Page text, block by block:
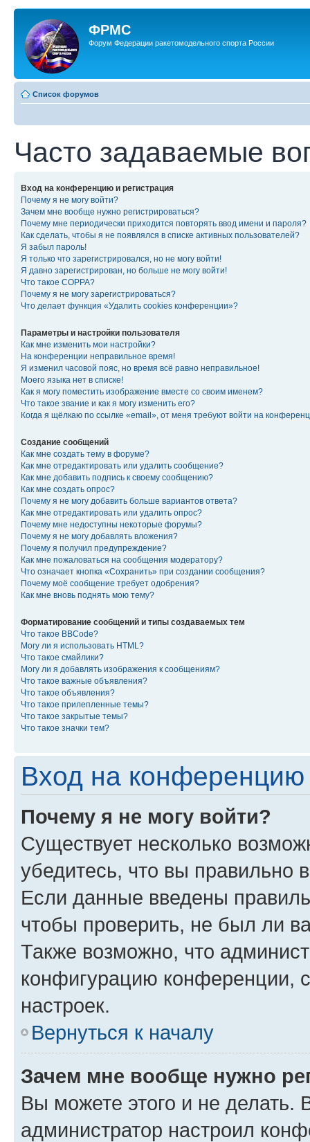
ФРМС
Форум Федерации ракетомодельного спорта России
Список форумов
Часто задаваемые
Вход на конференцию и регистрация
Почему я не могу войти?
Зачем мне вообще нужно регистрироваться?
Почему мне периодически приходится повторять ввод имени и пароля?
Как сделать, чтобы я не появлялся в списке активных пользователей?
Я забыл пароль!
Я только что зарегистрировался, но не могу войти!
Я давно зарегистрирован, но больше не могу войти!
Что такое COPPA?
Почему я не могу зарегистрироваться?
Что делает функция «Удалить cookies конференции»?
Параметры и настройки пользователя
Как мне изменить мои настройки?
На конференции неправильное время!
Я изменил часовой пояс, но время всё равно неправильное!
Моего языка нет в списке!
Как я могу поместить изображение вместе со своим именем?
Что такое звание и как я могу изменить его?
Когда я щёлкаю по ссылке «email», от меня требуют войти на
Создание сообщений
Как мне создать тему в форуме?
Как мне отредактировать или удалить сообщение?
Как мне добавить подпись к своему сообщению?
Как мне создать опрос?
Почему я не могу добавить больше вариантов ответа?
Как мне отредактировать или удалить опрос?
Почему мне недоступны некоторые форумы?
Почему я не могу добавлять вложения?
Почему я получил предупреждение?
Как мне пожаловаться на сообщения модератору?
Что означает кнопка «Сохранить» при создании сообщения?
Почему моё сообщение требует одобрения?
Как мне вновь поднять мою тему?
Форматирование сообщений и типы создаваемых тем
Что такое BBCode?
Могу ли я использовать HTML?
Что такое смайлики?
Могу ли я добавлять изображения к сообщениям?
Что такое важные объявления?
Что такое объявления?
Что такое прилепленные темы?
Что такое закрытые темы?
Что такое значки тем?
Вход на конференцию
Почему я не могу войти?
Существует несколько
убедитесь, что вы правильно
Если данные введены
чтобы проверить, не был ли
Также возможно, что
конфигурацию конференции,
настроек.
Вернуться к началу
Зачем мне вообще нужно
Вы можете этого и не делать.
администратор настроил